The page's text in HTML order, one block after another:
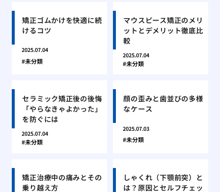
矯正ゴムかけを快適に続
けるコツ
2025.07.04
未分類
マウスピース矯正のメリ
ットとデメリット徹底比
較
2025.07.04
未分類
セラミック矯正後の後悔
「やらなきゃよかった」
を防ぐには
2025.07.04
未分類
顔の歪みと歯並びの多様
なケース
2025.07.03
未分類
矯正治療中の痛みとその
乗り越え方
しゃくれ（下顎前突）と
は？原因とセルフチェッ